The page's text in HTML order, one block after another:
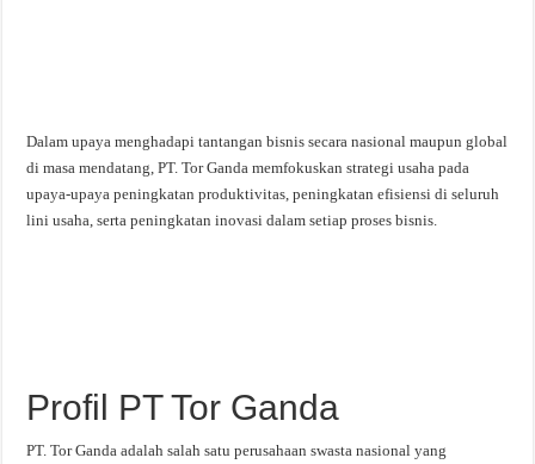
Dalam upaya menghadapi tantangan bisnis secara nasional maupun global
di masa mendatang, PT. Tor Ganda memfokuskan strategi usaha pada
upaya-upaya peningkatan produktivitas, peningkatan efisiensi di seluruh
lini usaha, serta peningkatan inovasi dalam setiap proses bisnis.
Profil PT Tor Ganda
PT. Tor Ganda adalah salah satu perusahaan swasta nasional yang